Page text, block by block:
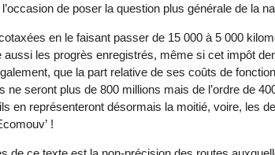
de poser la question plus générale de la
en le faisant passer de 15 000 à 5 000
les progrès enregistrés, même si cet impôt
que la part relative de ses coûts de
seront plus de 800 millions mais de l’ordre de
en représenteront désormais la moitié, voire, les
!